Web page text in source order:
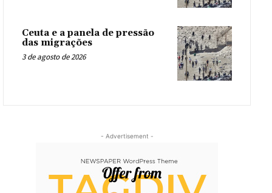
Ceuta e a panela de pressão
das migrações
3 de agosto de 2026
- Advertisement -